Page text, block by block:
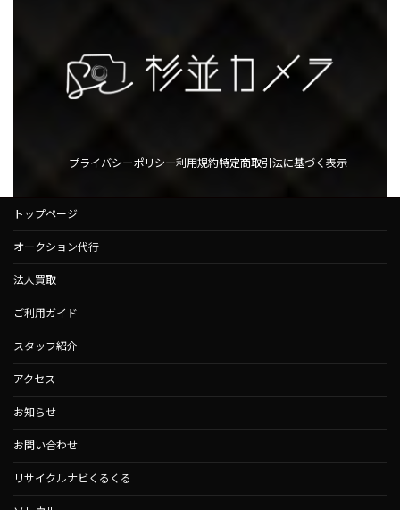
プライバシーポリシー利用規約特定商取引法に基づく表示
トップページ
オークション代行
法人買取
ご利用ガイド
スタッフ紹介
アクセス
お知らせ
お問い合わせ
リサイクルナビくるくる